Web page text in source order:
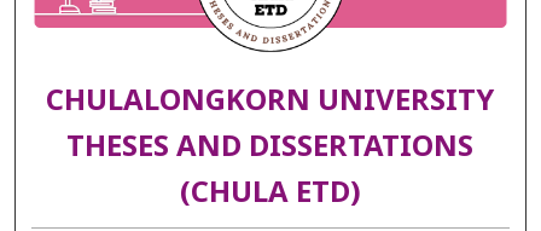
CHULALONGKORN UNIVERSITY
THESES AND DISSERTATIONS
(CHULA ETD)